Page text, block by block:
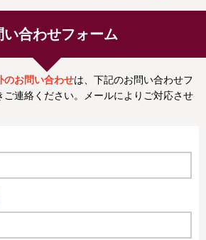
い合わせフォーム
のお問い合わせは、下記のお問い合わせフ
ご連絡ください。メールによりご対応させ